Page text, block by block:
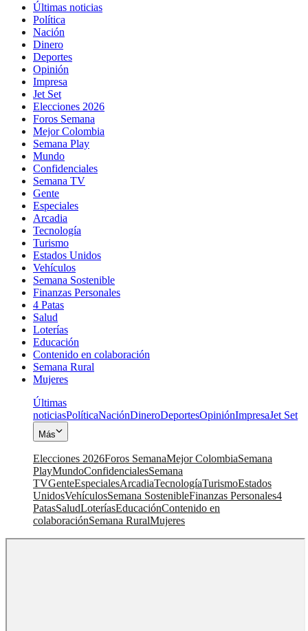
Últimas noticias
Política
Nación
Dinero
Deportes
Opinión
Impresa
Jet Set
Elecciones 2026
Foros Semana
Mejor Colombia
Semana Play
Mundo
Confidenciales
Semana TV
Gente
Especiales
Arcadia
Tecnología
Turismo
Estados Unidos
Vehículos
Semana Sostenible
Finanzas Personales
4 Patas
Salud
Loterías
Educación
Contenido en colaboración
Semana Rural
Mujeres
Últimas
noticiasPolíticaNaciónDineroDeportesOpiniónImpresaJet Set
Más
Elecciones 2026Foros SemanaMejor ColombiaSemana
PlayMundoConfidencialesSemana
TVGenteEspecialesArcadiaTecnologíaTurismoEstados
UnidosVehículosSemana SostenibleFinanzas Personales4
PatasSaludLoteríasEducaciónContenido en
colaboraciónSemana RuralMujeres